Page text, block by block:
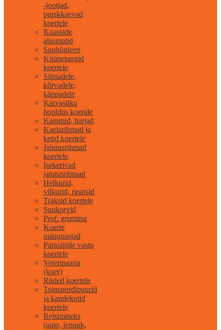
-jootjad,
purskkaevad
koertele
Kausside
alusmatid
Suuhügieen
Küünetangid
koertele
Silmadele,
kõrvadele,
käppadele
Karvastiku
hooldus koerale
Kammid, harjad
Kaelarihmad ja
ketid koertele
Jalutusrihmad
koertele
Isekerivad
jalutusrihmad
Helkurid,
vilkurid, ripatsid
Traksid koertele
Suukorvid
Prof. gruming
Koerte
mänguasjad
Parasiitide vastu
koertele
Veterinaaria
(koer)
Riided koertele
Transpordipuurid
ja kandekotid
koertele
Reisimiseks
(auto, lennuk,